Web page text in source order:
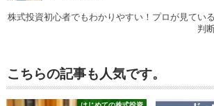
株式投資初心者でもわかりやすい！プロが見てい
判
こちらの記事も人気です。